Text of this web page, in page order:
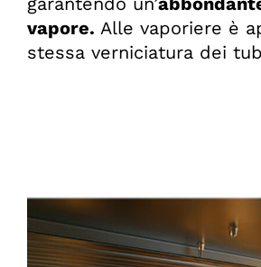
vapore. Alle vaporiere è
stessa verniciatura dei